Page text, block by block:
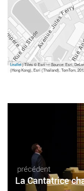
Leaflet| Tiles © Esri — Source: Esri,
(Hong Kong), Esri (Thailand), TomTom,
précédent
La Cantatrice